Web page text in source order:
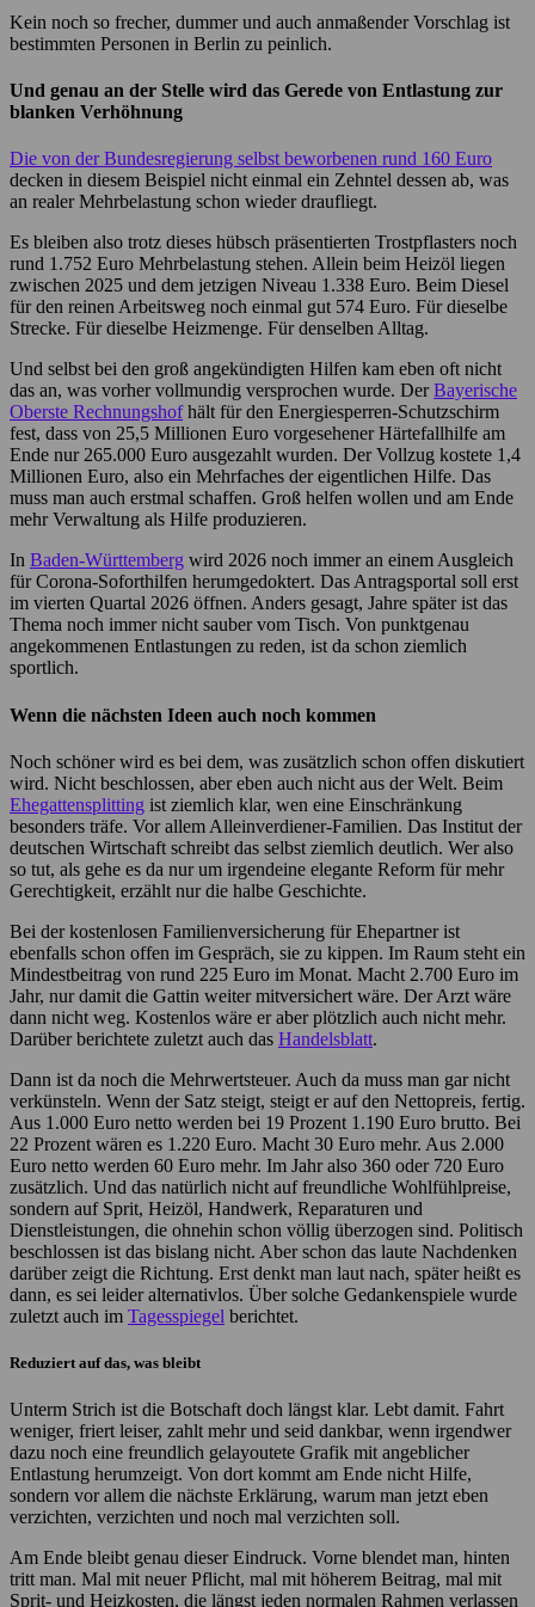
Kein noch so frecher, dummer und auch anmaßender Vorschlag ist
bestimmten Personen in Berlin zu peinlich.
Und genau an der Stelle wird das Gerede von Entlastung zur
blanken Verhöhnung
Die von der Bundesregierung selbst beworbenen rund 160 Euro
decken in diesem Beispiel nicht einmal ein Zehntel dessen ab, was
an realer Mehrbelastung schon wieder draufliegt.
Es bleiben also trotz dieses hübsch präsentierten Trostpflasters noch
rund 1.752 Euro Mehrbelastung stehen. Allein beim Heizöl liegen
zwischen 2025 und dem jetzigen Niveau 1.338 Euro. Beim Diesel
für den reinen Arbeitsweg noch einmal gut 574 Euro. Für dieselbe
Strecke. Für dieselbe Heizmenge. Für denselben Alltag.
Und selbst bei den groß angekündigten Hilfen kam eben oft nicht
das an, was vorher vollmundig versprochen wurde. DerBayerische
Oberste Rechnungshofhält für den Energiesperren-Schutzschirm
fest, dass von 25,5 Millionen Euro vorgesehener Härtefallhilfe am
Ende nur 265.000 Euro ausgezahlt wurden. Der Vollzug kostete 1,4
Millionen Euro, also ein Mehrfaches der eigentlichen Hilfe. Das
muss man auch erstmal schaffen. Groß helfen wollen und am Ende
mehr Verwaltung als Hilfe produzieren.
In Baden-Württemberg wird 2026 noch immer an einem Ausgleich
für Corona-Soforthilfen herumgedoktert. Das Antragsportal soll erst
im vierten Quartal 2026 öffnen. Anders gesagt, Jahre später ist das
Thema noch immer nicht sauber vom Tisch. Von punktgenau
angekommenen Entlastungen zu reden, ist da schon ziemlich
sportlich.
Wenn die nächsten Ideen auch noch kommen
Noch schöner wird es bei dem, was zusätzlich schon offen diskutiert
wird. Nicht beschlossen, aber eben auch nicht aus der Welt. Beim
Ehegattensplitting ist ziemlich klar, wen eine Einschränkung
besonders träfe. Vor allem Alleinverdiener-Familien. Das Institut der
deutschen Wirtschaft schreibt das selbst ziemlich deutlich. Wer also
so tut, als gehe es da nur um irgendeine elegante Reform für mehr
Gerechtigkeit, erzählt nur die halbe Geschichte.
Bei der kostenlosen Familienversicherung für Ehepartner ist
ebenfalls schon offen im Gespräch, sie zu kippen. Im Raum steht ein
Mindestbeitrag von rund 225 Euro im Monat. Macht 2.700 Euro im
Jahr, nur damit die Gattin weiter mitversichert wäre. Der Arzt wäre
dann nicht weg. Kostenlos wäre er aber plötzlich auch nicht mehr.
Darüber berichtete zuletzt auch das Handelsblatt.
Dann ist da noch die Mehrwertsteuer. Auch da muss man gar nicht
verkünsteln. Wenn der Satz steigt, steigt er auf den Nettopreis, fertig.
Aus 1.000 Euro netto werden bei 19 Prozent 1.190 Euro brutto. Bei
22 Prozent wären es 1.220 Euro. Macht 30 Euro mehr. Aus 2.000
Euro netto werden 60 Euro mehr. Im Jahr also 360 oder 720 Euro
zusätzlich. Und das natürlich nicht auf freundliche Wohlfühlpreise,
sondern auf Sprit, Heizöl, Handwerk, Reparaturen und
Dienstleistungen, die ohnehin schon völlig überzogen sind. Politisch
beschlossen ist das bislang nicht. Aber schon das laute Nachdenken
darüber zeigt die Richtung. Erst denkt man laut nach, später heißt es
dann, es sei leider alternativlos. Über solche Gedankenspiele wurde
zuletzt auch im Tagesspiegel berichtet.
Reduziert auf das, was bleibt
Unterm Strich ist die Botschaft doch längst klar. Lebt damit. Fahrt
weniger, friert leiser, zahlt mehr und seid dankbar, wenn irgendwer
dazu noch eine freundlich gelayoutete Grafik mit angeblicher
Entlastung herumzeigt. Von dort kommt am Ende nicht Hilfe,
sondern vor allem die nächste Erklärung, warum man jetzt eben
verzichten, verzichten und noch mal verzichten soll.
Am Ende bleibt genau dieser Eindruck. Vorne blendet man, hinten
tritt man. Mal mit neuer Pflicht, mal mit höherem Beitrag, mal mit
Sprit- und Heizkosten, die längst jeden normalen Rahmen verlassen